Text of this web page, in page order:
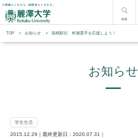
検索
TOP お知らせ 箱根駅伝 村瀬選手を応援しよう！
お知らせ
学生生活
2015.12.29｜最終更新日：2020.07.31｜